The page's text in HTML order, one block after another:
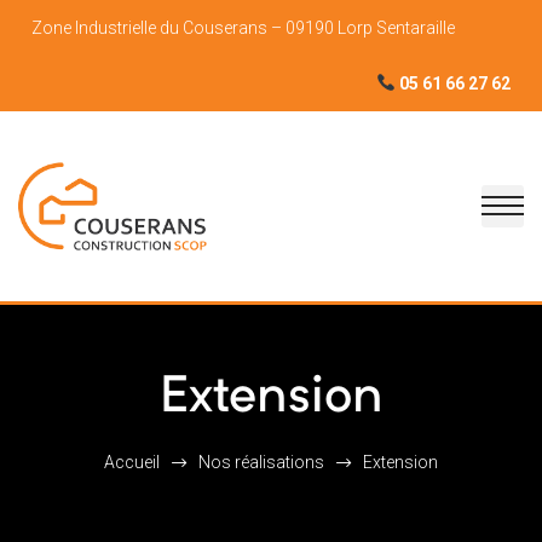
Zone Industrielle du Couserans – 09190 Lorp Sentaraille
05 61 66 27 62
Extension
Accueil Nos réalisations Extension